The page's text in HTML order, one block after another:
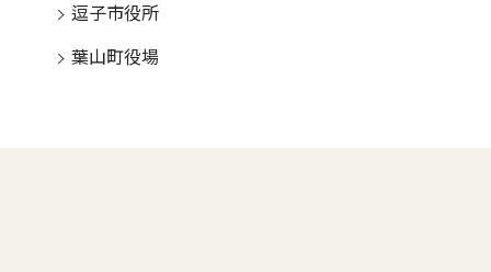
逗子市役所
葉山町役場